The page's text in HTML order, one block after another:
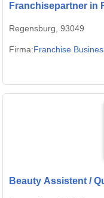
Franchisepartner in
Regensburg, 93049
Firma:Franchise
Beauty Assistent /